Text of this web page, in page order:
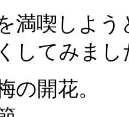
満喫しよう
してみまし
の開花。